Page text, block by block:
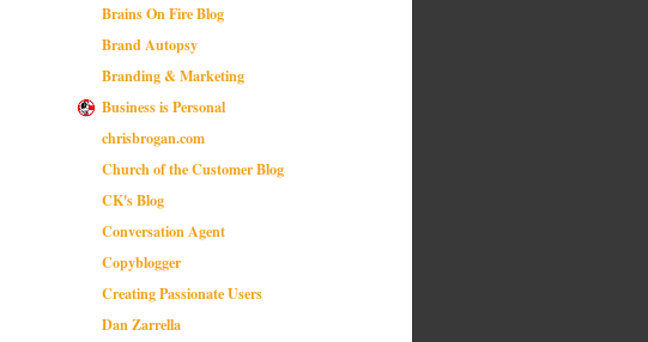
Brains On Fire Blog
Brand Autopsy
Branding & Marketing
Business is Personal
chrisbrogan.com
Church of the Customer Blog
CK's Blog
Conversation Agent
Copyblogger
Creating Passionate Users
Dan Zarrella